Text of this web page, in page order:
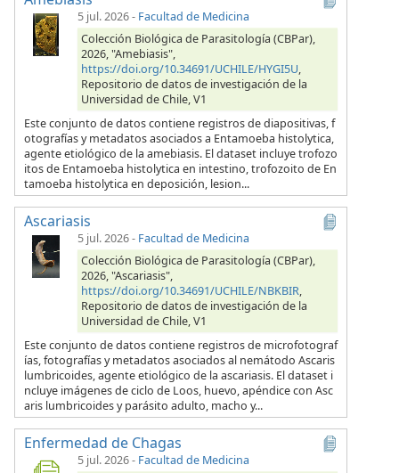
5 jul. 2026- Facultad de Medicina
Colección Biológica de Parasitología (CBPar),
2026, "Amebiasis",
https://doi.org/10.34691/UCHILE/HYGI5U,
Repositorio de datos de investigación de la
Universidad de Chile, V1
Este conjunto de datos contiene registros de diapositivas, f
otografías y metadatos asociados a Entamoeba histolytica,
agente etiológico de la amebiasis. El dataset incluye trofozo
itos de Entamoeba histolytica en intestino, trofozoito de En
tamoeba histolytica en deposición, lesion...
Ascariasis
5 jul. 2026- Facultad de Medicina
Colección Biológica de Parasitología (CBPar),
2026, "Ascariasis",
https://doi.org/10.34691/UCHILE/NBKBIR,
Repositorio de datos de investigación de la
Universidad de Chile, V1
Este conjunto de datos contiene registros de microfotograf
ías, fotografías y metadatos asociados al nemátodo Ascaris
lumbricoides, agente etiológico de la ascariasis. El dataset i
ncluye imágenes de ciclo de Loos, huevo, apéndice con Asc
aris lumbricoides y parásito adulto, macho y...
Enfermedad de Chagas
5 jul. 2026- Facultad de Medicina